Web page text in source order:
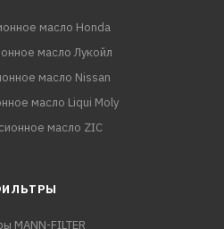
масло Honda
масло Лукойл
масло Nissan
масло Liqui Moly
масло ZIC
MANN-FILTER